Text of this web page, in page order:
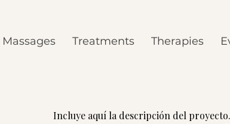
Massages Treatments Therapies
Incluye aquí la descripción del